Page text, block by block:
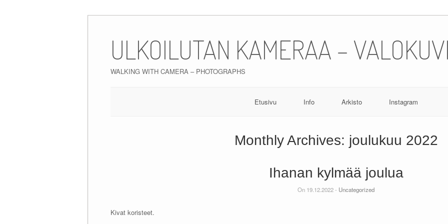
content
ULKOILUTAN KAMERAA –
WALKING WITH CAMERA – PHOTOGRAPHS
Etusivu Info Arkisto Instagram
Monthly Archives: joulukuu 2022
Ihanan kylmää joulua
On 19.12.2022 - Uncategorized
Kivat koristeet.